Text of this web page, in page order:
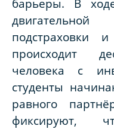
барьеры. В
подстраховки и
происходит
человека с
студенты
равного